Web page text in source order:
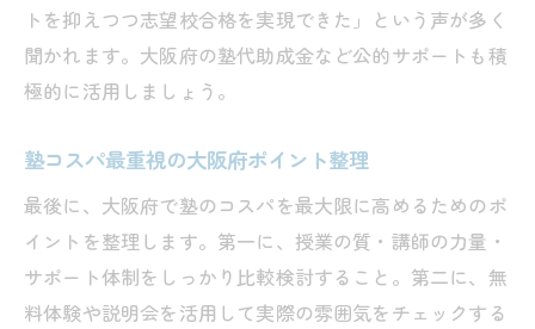
トを抑えつつ志望校合格を実現できた」という声が多く
聞かれます。大阪府の塾代助成金など公的サポートも積
極的に活用しましょう。
塾コスパ最重視の大阪府ポイント整理
最後に、大阪府で塾のコスパを最大限に高めるためのポ
イントを整理します。第一に、授業の質・講師の力量・
サポート体制をしっかり比較検討すること。第二に、無
料体験や説明会を活用して実際の雰囲気をチェックする